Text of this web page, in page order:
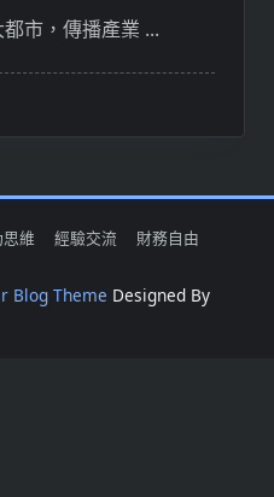
市，傳播產業 ...
維 經驗交流 財務自由
Blog Theme Designed By